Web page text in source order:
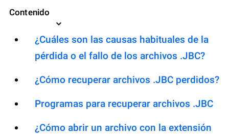
Contenido
¿Cuáles son las causas habituales de la
pérdida o el fallo de los archivos .JBC?
¿Cómo recuperar archivos .JBC perdidos?
Programas para recuperar archivos .JBC
¿Cómo abrir un archivo con la extensión